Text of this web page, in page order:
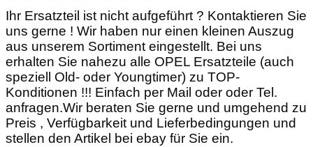
Ihr Ersatzteil ist nicht aufgeführt ? Kontaktieren Sie
uns gerne ! Wir haben nur einen kleinen Auszug
aus unserem Sortiment eingestellt. Bei uns
erhalten Sie nahezu alle OPEL Ersatzteile (auch
speziell Old- oder Youngtimer) zu TOP-
Konditionen !!! Einfach per Mail oder oder Tel.
anfragen.Wir beraten Sie gerne und umgehend zu
Preis , Verfügbarkeit und Lieferbedingungen und
stellen den Artikel bei ebay für Sie ein.